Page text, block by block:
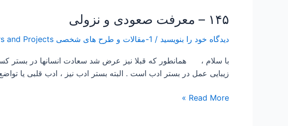
۱۴۵ – معرفت صعودی و نزولی
دیدگاه‌ خود را بنویسید / 1-مقالات و طرح های شخصی Papers and Projects
با سلام ، همانطور که قبلا نیز عرض شد سعادت انسانها در بستر
زیبایی عمل در بستر ادب است . البته بستر ادب نیز ، ادب قلبی یا
Read More »